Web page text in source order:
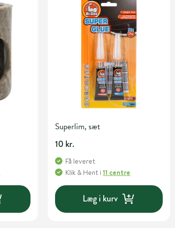
Superlim, sæt
10 kr.
Få leveret
Klik & Hent i11 centre
Læg i kurv